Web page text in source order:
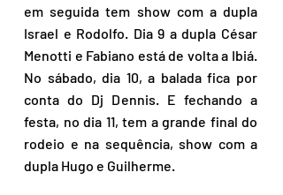
em seguida tem show com a dupla
Israel e Rodolfo. Dia 9 a dupla César
Menotti e Fabiano está de volta a Ibiá.
No sábado, dia 10, a balada fica por
conta do Dj Dennis. E fechando a
festa, no dia 11, tem a grande final do
rodeio e na sequência, show com a
dupla Hugo e Guilherme.